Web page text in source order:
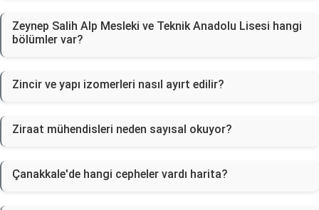
Zeynep Salih Alp Mesleki ve Teknik Anadolu Lisesi hangi
bölümler var?
Zincir ve yapı izomerleri nasıl ayırt edilir?
Ziraat mühendisleri neden sayısal okuyor?
Çanakkale'de hangi cepheler vardı harita?